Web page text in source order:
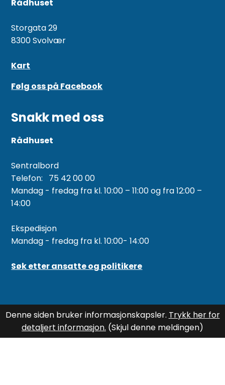
Rådhuset
Storgata 29
8300 Svolvær
Kart
Følg oss på Facebook
Snakk med oss
Rådhuset
Sentralbord
Telefon: 75 42 00 00
Mandag - fredag fra kl. 10:00 – 11:00 og fra 12:00 –
14:00
Ekspedisjon
Mandag - fredag fra kl. 10:00- 14:00
Søk etter ansatte og politikere
Denne siden bruker informasjonskapsler. Trykk her for
detaljert informasjon. (Skjul denne meldingen)